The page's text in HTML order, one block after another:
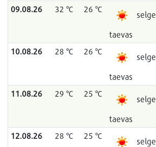
09.08.26 32 °C 26 °C
selge
taevas
10.08.26 28 °C 26 °C
selge
taevas
11.08.26 29 °C 25 °C
selge
taevas
12.08.26 28 °C 25 °C
selge